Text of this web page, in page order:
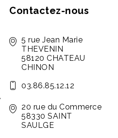
Contactez-nous
5 rue Jean Marie
THEVENIN
58120 CHATEAU
CHINON
03.86.85.12.12
20 rue du Commerce
58330 SAINT
SAULGE